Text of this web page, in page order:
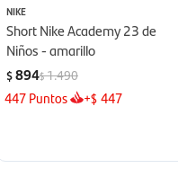
NIKE
Short Nike Academy 23 de
Niños - amarillo
$894$1.490
447Puntos +$ 447